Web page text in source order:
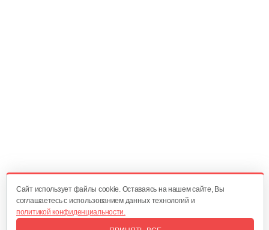
350 руб Смотреть
Инкубатор Несушка № 77 без…
Cайт использует файлы cookie. Оставаясь на нашем сайте, Вы
соглашаетесь с использованием данных технологий и
политикой конфиденциальности.